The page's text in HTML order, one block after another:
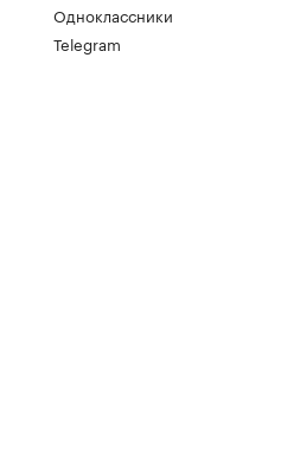
Одноклассники
Telegram